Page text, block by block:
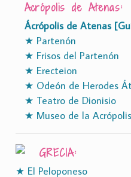
Acrópolis de Atenas:
Ácrópolis de Atenas
★ Partenón
★ Frisos del Partenón
★ Erecteion
★ Odeón de Herodes
★ Teatro de Dionisio
★ Museo de la Acrópolis
GRECIA:
★ El Peloponeso